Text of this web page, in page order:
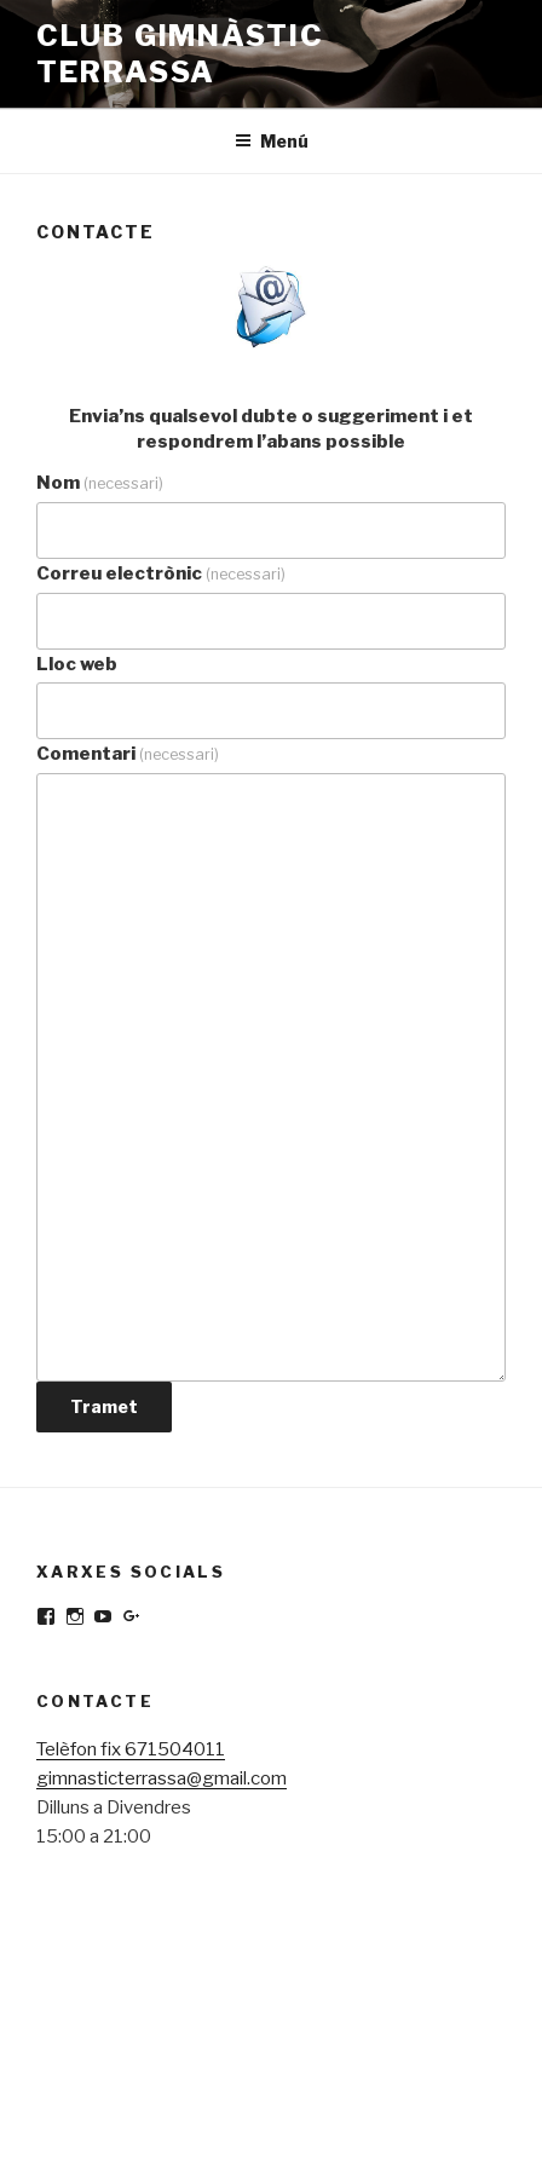
Vés
contingut
CLUB GIMNÀSTIC
TERRASSA
Menú
CONTACTE
Envia’ns qualsevol dubte o suggeriment i et
respondrem l’abans possible
Nom (necessari)
Correu electrònic (necessari)
Lloc web
Comentari (necessari)
Tramet
XARXES SOCIALS
Facebook
InstagramYouTube
CONTACTE
Telèfon fix 671504011
gimnasticterrassa@gmail.com
Dilluns a Divendres
15:00 a 21:00